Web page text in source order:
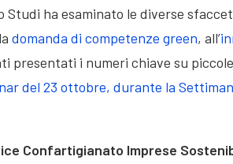
Studi ha esaminato le diverse
domanda di competenze green, all’
presentati i numeri chiave su
del 23 ottobre, durante la
Confartigianato Imprese